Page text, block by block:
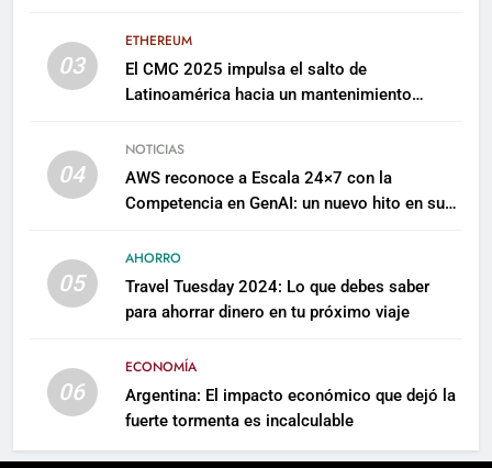
03
ETHEREUM
El CMC 2025 impulsa el salto de
Latinoamérica hacia un mantenimiento
04
NOTICIAS
AWS reconoce a Escala 24×7 con la
Competencia en GenAI: un nuevo hito en su
05
AHORRO
Travel Tuesday 2024: Lo que debes saber
para ahorrar dinero en tu próximo viaje
06
ECONOMÍA
Argentina: El impacto económico que dejó la
fuerte tormenta es incalculable